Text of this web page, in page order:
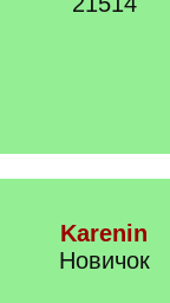
Karenin
Новичок